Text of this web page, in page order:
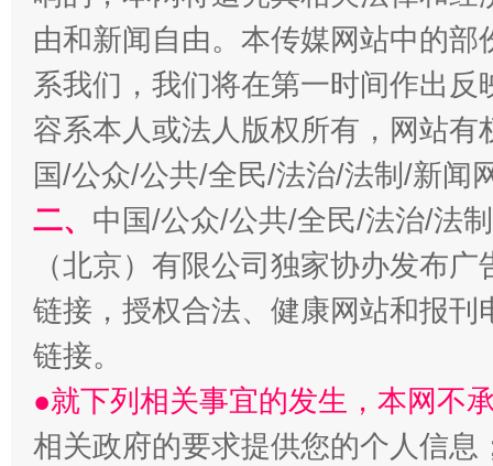
一批国家标准开始实施 从
由和新闻自由。本传媒网站中的
系我们，我们将在第一时间作出
容系本人或法人版权所有，网站
国/公众/公共/全民/法治/法制/新闻
二、 中国/公众/公共/全民/法治/法
（北京）有限公司独家协办发布
链接，授权合法、健康网站和报
链接。
●就下列相关事宜的发生，本网不
相关政府的要求提供您的个人信息